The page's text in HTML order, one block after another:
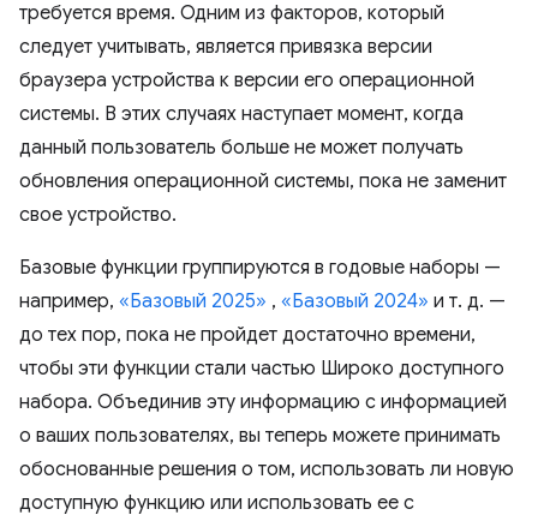
требуется время. Одним из факторов, который
следует учитывать, является привязка версии
браузера устройства к версии его операционной
системы. В этих случаях наступает момент, когда
данный пользователь больше не может получать
обновления операционной системы, пока не заменит
свое устройство.
Базовые функции группируются в годовые наборы —
например, «Базовый 2025» , «Базовый 2024» и т. д. —
до тех пор, пока не пройдет достаточно времени,
чтобы эти функции стали частью Широко доступного
набора. Объединив эту информацию с информацией
о ваших пользователях, вы теперь можете принимать
обоснованные решения о том, использовать ли новую
доступную функцию или использовать ее с